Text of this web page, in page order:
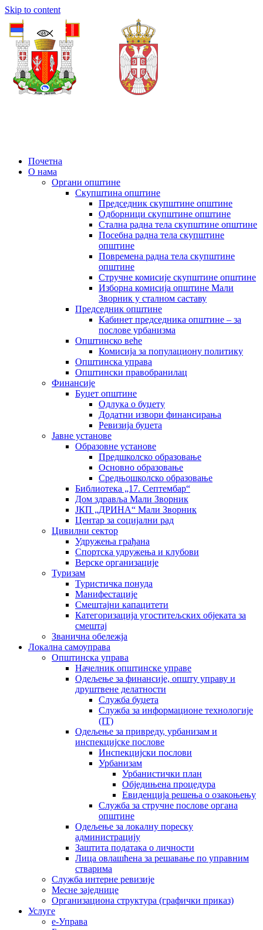
Skip to content
Почетна
О нама
Органи општине
Скупштина општине
Председник скупштине општине
Одборници скупштине општине
Стална радна тела скупштине општине
Посебна радна тела скупштине
општине
Повремена радна тела скупштине
општине
Стручне комисије скупштине општине
Изборна комисија општине Мали
Зворник у сталном саставу
Председник општине
Кабинет председника општине – за
послове урбанизма
Општинско веће
Комисија за популациону политику
Општинска управа
Општински правобранилац
Финансије
Буџет општине
Одлука о буџету
Додатни извори финансирања
Ревизија буџета
Јавне установе
Образовне установе
Предшколско образовање
Основно образовање
Средњошколско образовање
Библиотека „17. Септембар“
Дом здравља Мали Зворник
ЈКП „ДРИНА“ Мали Зворник
Центар за социјални рад
Цивилни сектор
Удружења грађана
Спортска удружења и клубови
Верске организације
Туризам
Туристичка понуда
Манифестације
Смештајни капацитети
Категоризација угоститељских објеката за
смештај
Званична обележја
Локална самоуправа
Општинска управа
Начелник општинске управе
Одељење за финансије, општу управу и
друштвене делатности
Служба буџета
Служба за информационе технологије
(IT)
Одељење за привреду, урбанизам и
инспекцијске послове
Инспекцијски послови
Урбанизам
Урбанистички план
Обједињена процедура
Евиденција решења о озакоњењу
Служба за стручне послове органа
општине
Одељење за локалну пореску
администрацију
Заштита података о личности
Лица овлашћена за решавање по управним
стварима
Служба интерне ревизије
Месне заједнице
Организациона структура (графички приказ)
Услуге
е-Управа